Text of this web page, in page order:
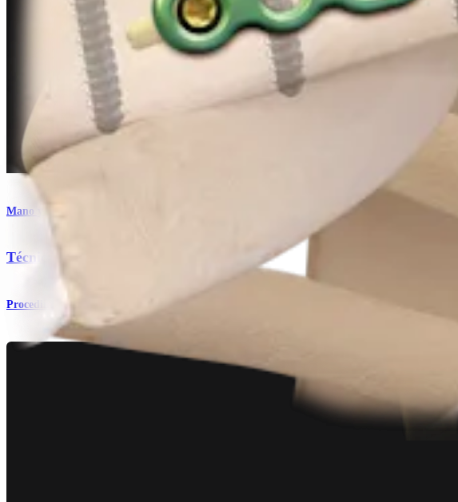
Mano y muñeca
Técnica con mini placas para fragmento
Procedimiento